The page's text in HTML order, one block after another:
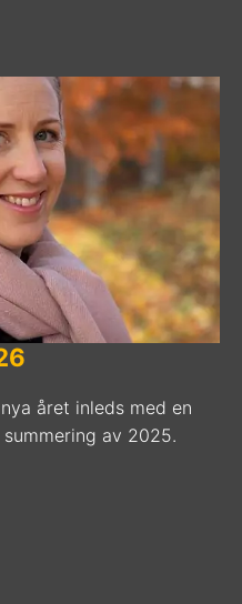
året inleds med en
av 2025.